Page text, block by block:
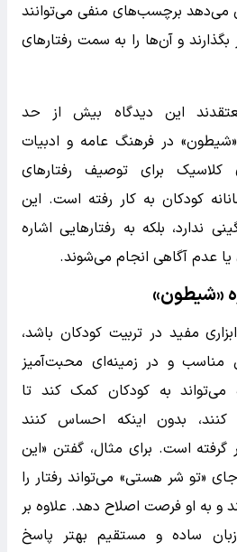
می‌دهد برچسب‌های منفی می‌توانند
و آن‌ها را به سمت رفتارهای
این دیدگاه بیش از حد
«شیطون» در فرهنگ عامه و ادبیات
کلاسیک برای توصیف رفتارهای
کودکان به کار رفته است. این
ندارد، بلکه به رفتارهایی اشاره
عدم آگاهی انجام می‌شوند.
«شیطون»
مفید در تربیت کودکان باشد،
مناسب و در زمینه‌ای محبت‌آمیز
می‌تواند به کودکان کمک کند تا
کنند، بدون اینکه احساس کنند
گرفته است. برای مثال، گفتن «این
«تو شر هستی» می‌تواند رفتار را
به او فرصت اصلاح دهد. علاوه بر
ساده و مستقیم بهتر پاسخ